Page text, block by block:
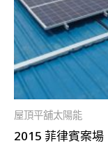
屋頂平舖太陽能
2015 菲律賓案場